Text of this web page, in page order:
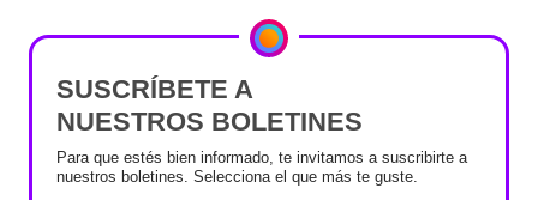
SUSCRÍBETE A
NUESTROS BOLETINES
Para que estés bien informado, te invitamos a suscribirte a
nuestros boletines. Selecciona el que más te guste.